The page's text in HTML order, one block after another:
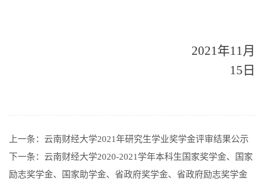
2021年11月
15日
上一条： 云南财经大学2021年研究生学业奖学金评审结果公示
下一条： 云南财经大学2020-2021学年本科生国家奖学金、国家
励志奖学金、国家助学金、省政府奖学金、省政府励志奖学金